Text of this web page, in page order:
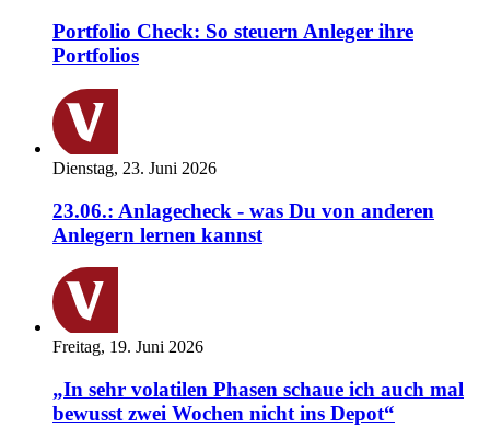
Portfolio Check: So steuern Anleger ihre
Portfolios
Dienstag, 23. Juni 2026
23.06.: Anlagecheck - was Du von anderen
Anlegern lernen kannst
Freitag, 19. Juni 2026
„In sehr volatilen Phasen schaue ich auch mal
bewusst zwei Wochen nicht ins Depot“